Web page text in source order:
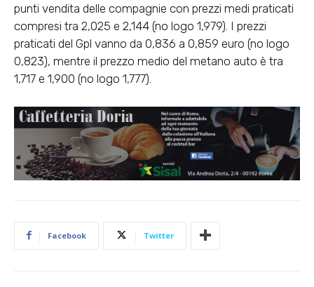
punti vendita delle compagnie con prezzi medi praticati
compresi tra 2,025 e 2,144 (no logo 1,979). I prezzi
praticati del Gpl vanno da 0,836 a 0,859 euro (no logo
0,823), mentre il prezzo medio del metano auto è tra
1,717 e 1,900 (no logo 1,777).
Facebook Twitter